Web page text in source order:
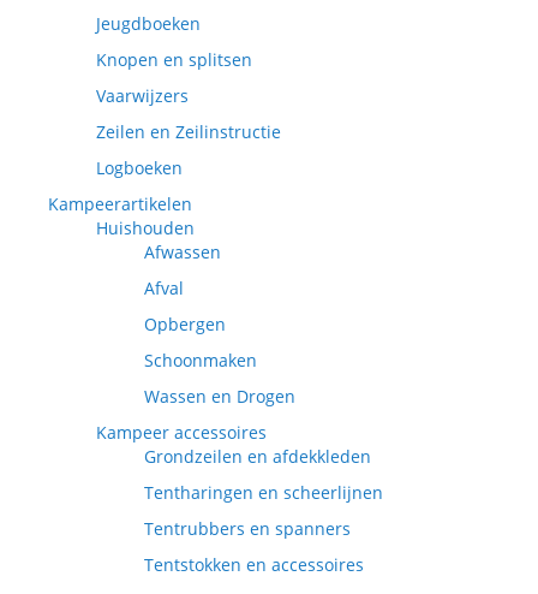
Jeugdboeken
Knopen en splitsen
Vaarwijzers
Zeilen en Zeilinstructie
Logboeken
Kampeerartikelen
Huishouden
Afwassen
Afval
Opbergen
Schoonmaken
Wassen en Drogen
Kampeer accessoires
Grondzeilen en afdekkleden
Tentharingen en scheerlijnen
Tentrubbers en spanners
Tentstokken en accessoires